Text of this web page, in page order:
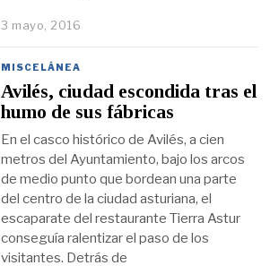
3 mayo, 2016
MISCELÁNEA
Avilés, ciudad escondida tras el
humo de sus fábricas
En el casco histórico de Avilés, a cien
metros del Ayuntamiento, bajo los arcos
de medio punto que bordean una parte
del centro de la ciudad asturiana, el
escaparate del restaurante Tierra Astur
conseguía ralentizar el paso de los
visitantes. Detrás de